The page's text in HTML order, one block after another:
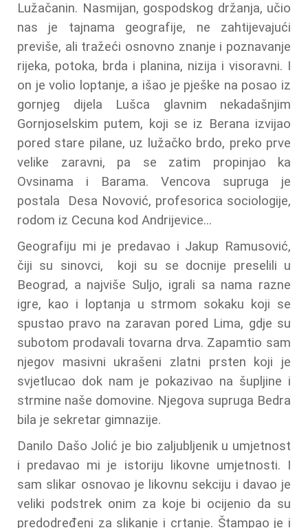
Lužačanin. Nasmijan, gospodskog držanja, učio
nas je tajnama geografije, ne zahtijevajući
previše, ali tražeći osnovno znanje i poznavanje
rijeka, potoka, brda i planina, nizija i visoravni. I
on je volio loptanje, a išao je pješke na posao iz
gornjeg dijela Lušca glavnim nekadašnjim
Gornjoselskim putem, koji se iz Berana izvijao
pored stare pilane, uz lužačko brdo, preko prve
velike zaravni, pa se zatim propinjao ka
Ovsinama i Barama. Vencova supruga je
postala Desa Novović, profesorica sociologije,
rodom iz Cecuna kod Andrijevice...
Geografiju mi je predavao i Jakup Ramusović,
čiji su sinovci, koji su se docnije preselili u
Beograd, a najviše Suljo, igrali sa nama razne
igre, kao i loptanja u strmom sokaku koji se
spustao pravo na zaravan pored Lima, gdje su
subotom prodavali tovarna drva. Zapamtio sam
njegov masivni ukrašeni zlatni prsten koji je
svjetlucao dok nam je pokazivao na šupljine i
strmine naše domovine. Njegova supruga Bedra
bila je sekretar gimnazije.
Danilo Dašo Jolić je bio zaljubljenik u umjetnost
i predavao mi je istoriju likovne umjetnosti. I
sam slikar osnovao je likovnu sekciju i davao je
veliki podstrek onim za koje bi ocijenio da su
predodređeni za slikanje i crtanje. Štampao je i